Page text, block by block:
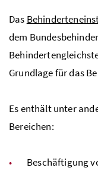
Das
dem
Grundlage für das
Es enthält unter
Bereichen:
Beschäftigung